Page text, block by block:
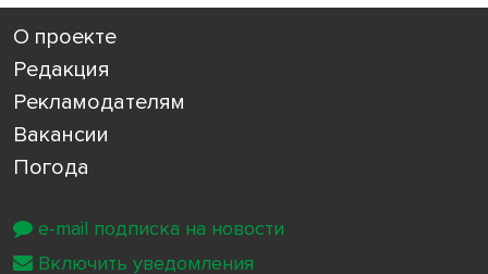
О проекте
Редакция
Рекламодателям
Вакансии
Погода
e-mail подписка на новости
Включить уведомления